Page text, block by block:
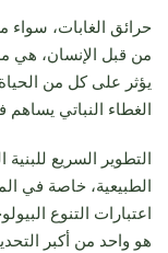
حرائق الغابات،
من قبل الإنسان، هي
يؤثر على كل من الحياة
الغطاء النباتي يساهم
التطوير السريع
الطبيعية، خاصة في
اعتبارات التنوع
هو واحد من أكبر